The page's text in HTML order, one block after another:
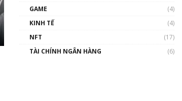
GAME
(4)
KINH TẾ
(4)
NFT
(17)
TÀI CHÍNH NGÂN HÀNG
(6)